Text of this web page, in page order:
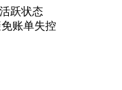
跃状态
账单失控